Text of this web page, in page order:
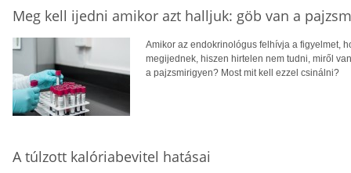
Meg kell ijedni amikor azt halljuk: göb van a
Amikor az endokrinológus felhívja a figyelmet,
megijednek, hiszen hirtelen nem tudni, miről
a pajzsmirigyen? Most mit kell ezzel csinálni?
A túlzott kalóriabevitel hatásai